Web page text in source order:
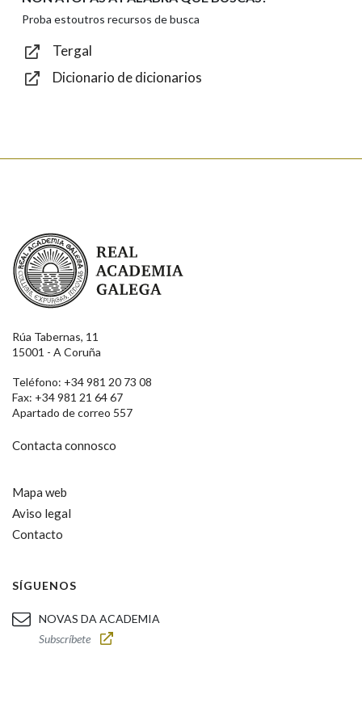
Texto de verificación
Proba estoutros recursos de busca
Tergal
Dicionario de dicionarios
Real Academia Galega
Rúa Tabernas, 11
15001 - A Coruña
Teléfono: +34 981 20 73 08
Fax: +34 981 21 64 67
Apartado de correo 557
Contacta connosco
Mapa web
Aviso legal
Contacto
SÍGUENOS
NOVAS DA ACADEMIA
Subscríbete